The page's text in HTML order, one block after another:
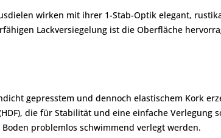
wirken mit ihrer 1-Stab-Optik elegant,
Lackversiegelung ist die Oberfläche
gepresstem und dennoch elastischem Kork
die für Stabilität und eine einfache Verlegung
problemlos schwimmend verlegt werden.